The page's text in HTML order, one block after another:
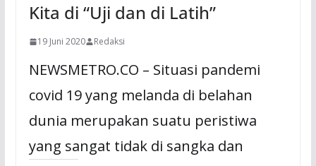
Kita di “Uji dan di Latih”
19 Juni 2020 Redaksi
NEWSMETRO.CO – Situasi pandemi
covid 19 yang melanda di belahan
dunia merupakan suatu peristiwa
yang sangat tidak di sangka dan